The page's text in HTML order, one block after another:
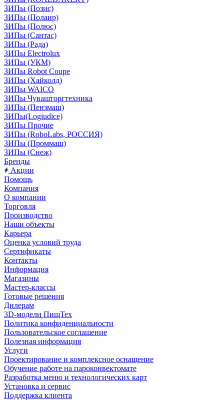
ЗИПы (Позис)
ЗИПы (Полаир)
ЗИПы (Полюс)
ЗИПы (Сантас)
ЗИПы (Рада)
ЗИПы Electrolux
ЗИПы (УКМ)
ЗИПы Robot Coupe
ЗИПы (Хайколд)
ЗИПы WAICO
ЗИПы Чувашторгтехника
ЗИПы (Пензмаш)
ЗИПы(Logiudice)
ЗИПы Прочие
ЗИПы (RoboLabs, РОССИЯ)
ЗИПы (Проммаш)
ЗИПы (Снеж)
Бренды
Акции
Помощь
Компания
О компании
Торговля
Производство
Наши объекты
Карьера
Оценка условий труда
Сертификаты
Контакты
Информация
Магазины
Мастер-классы
Готовые решения
Дилерам
3D-модели ПищТех
Политика конфиденциальности
Пользовательское соглашение
Полезная информация
Услуги
Проектирование и комплексное оснащение
Обучение работе на пароконвектомате
Разработка меню и технологических карт
Установка и сервис
Поддержка клиента